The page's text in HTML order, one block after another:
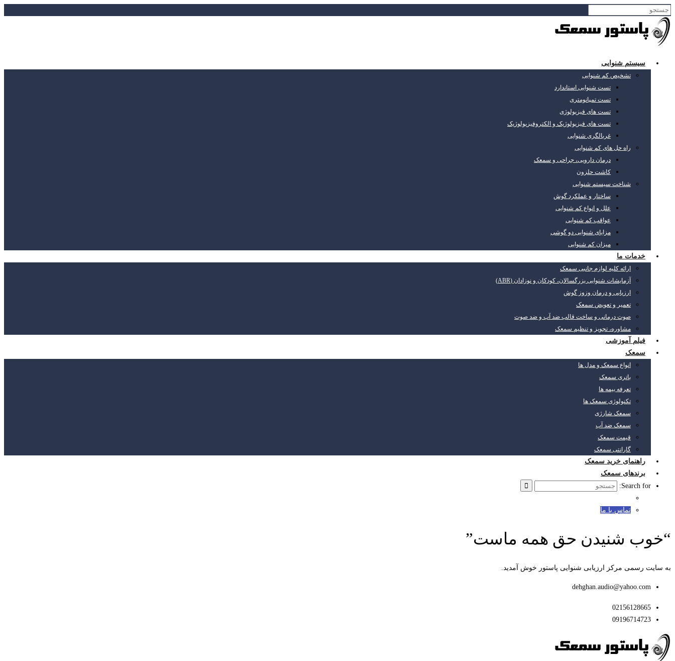
سیستم شنوایی
تشخیص کم شنوایی
تست شنوایی استاندارد
تست تمپانومتری
تست های فیزیولوژی
تست های فیزیولوژیک و الکتروفیزیولوژیک
غربالگری شنوایی
راه حل های کم شنوایی
درمان دارویی، جراحی و سمعک
کاشت حلزون
شناخت سیستم شنوایی
ساختار و عملکرد گوش
علل و انواع کم شنوایی
عواقب کم شنوایی
مزایای شنوایی دو گوشی
میزان کم شنوایی
خدمات ما
ارائه کلیه لوازم جانبی سمعک
آزمایشات شنوایی بزرگسالان، کودکان و نوزادان (ABR)
ارزیابی و درمان وزوز گوش
تعمیر و تعویض سمعک
صوت درمانی و ساخت قالب ضد آب و ضد صوت
مشاوره، تجویز و تنظیم سمعک
فیلم آموزشی
سمعک
انواع سمعک و مدل ها
باتری سمعک
تعرفه بیمه ها
تکنولوژی سمعک ها
سمعک شارژی
سمعک ضد آب
قیمت سمعک
گارانتی سمعک
راهنمای خرید سمعک
برندهای سمعک
Search for:
تماس با ما
“خوب شنیدن حق همه ماست”
به سایت رسمی مرکز ارزیابی شنوایی پاستور خوش آمدید.
dehghan.audio@yahoo.com
02156128665
09196714723